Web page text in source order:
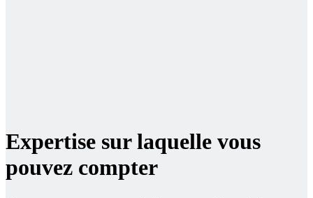
Expertise sur laquelle vous
pouvez compter